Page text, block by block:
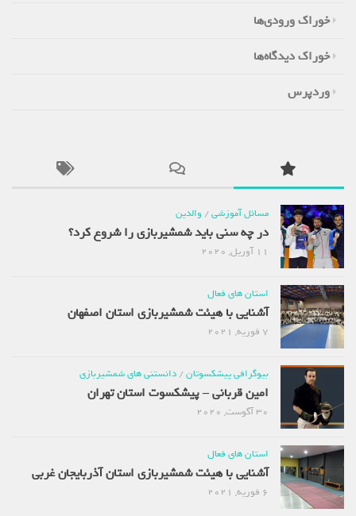
خوراک ورودی‌ها
خوراک دیدگاه‌ها
وردپرس
مسائل آموزشی/والدین
در چه سنی باید شمشیربازی را شروع کرد؟
استان های فعال
آشنایی با هیئت شمشیربازی استان اصفهان
بیوگرافی پیشکسوتان/دانستنی های شمشیربازی
امین قربانی – پیشکسوت استان تهران
استان های فعال
آشنایی با هیئت شمشیربازی استان آذربایجان غربی